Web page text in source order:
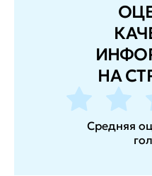
НА
Средняя